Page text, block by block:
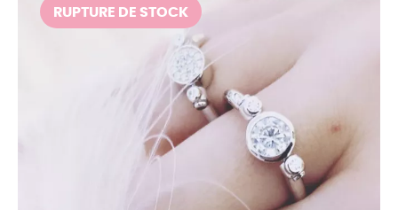
RUPTURE DE STOCK